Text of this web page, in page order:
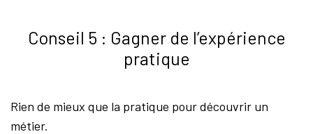
Conseil 5 : Gagner de l’expérience
pratique
Rien de mieux que la pratique pour découvrir un
métier.